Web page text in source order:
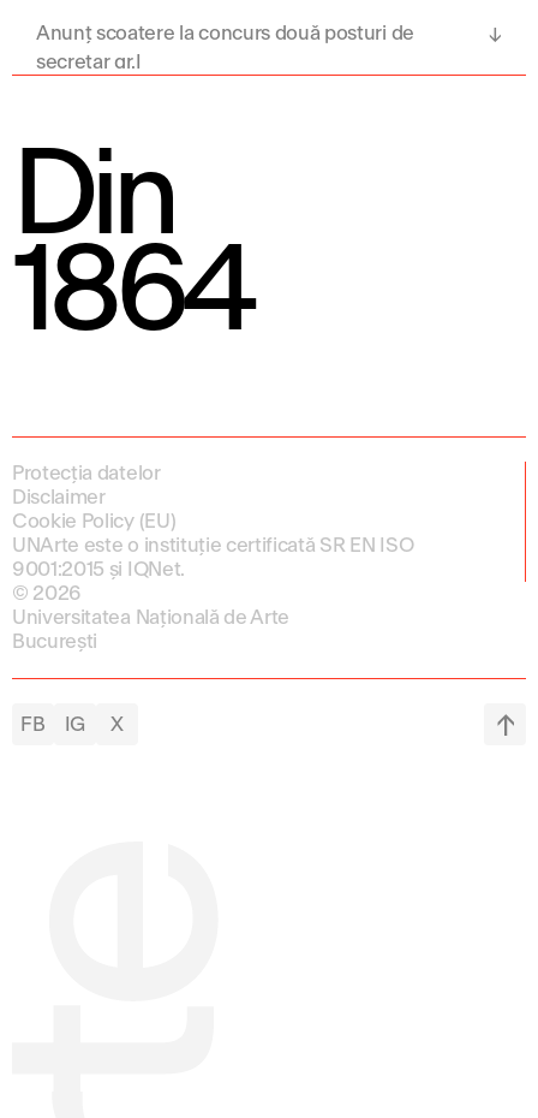
Anunț scoatere la concurs două posturi de
secretar gr.I
Din
1864
Protecția datelor
Disclaimer
Cookie Policy (EU)
UNArte este o instituție certificată SR EN ISO
9001:2015 și IQNet.
© 2026
Universitatea Națională de Arte
București
FB IG X